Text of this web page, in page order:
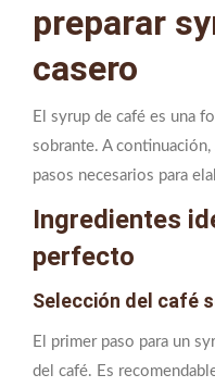
preparar
casero
El syrup de café es una
sobrante. A
pasos necesarios para
Ingredientes
perfecto
Selección del café
El primer paso para un
del café. Es